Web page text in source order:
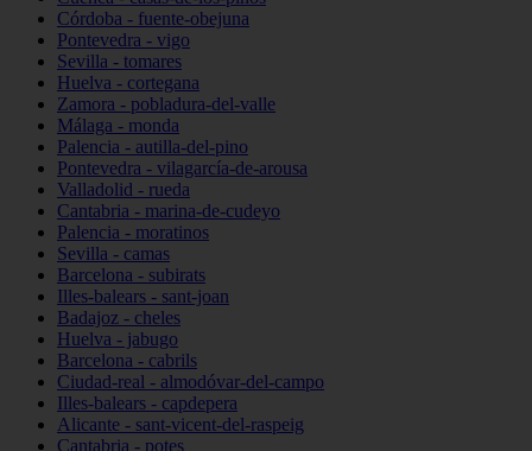
Córdoba - fuente-obejuna
Pontevedra - vigo
Sevilla - tomares
Huelva - cortegana
Zamora - pobladura-del-valle
Málaga - monda
Palencia - autilla-del-pino
Pontevedra - vilagarcía-de-arousa
Valladolid - rueda
Cantabria - marina-de-cudeyo
Palencia - moratinos
Sevilla - camas
Barcelona - subirats
Illes-balears - sant-joan
Badajoz - cheles
Huelva - jabugo
Barcelona - cabrils
Ciudad-real - almodóvar-del-campo
Illes-balears - capdepera
Alicante - sant-vicent-del-raspeig
Cantabria - potes